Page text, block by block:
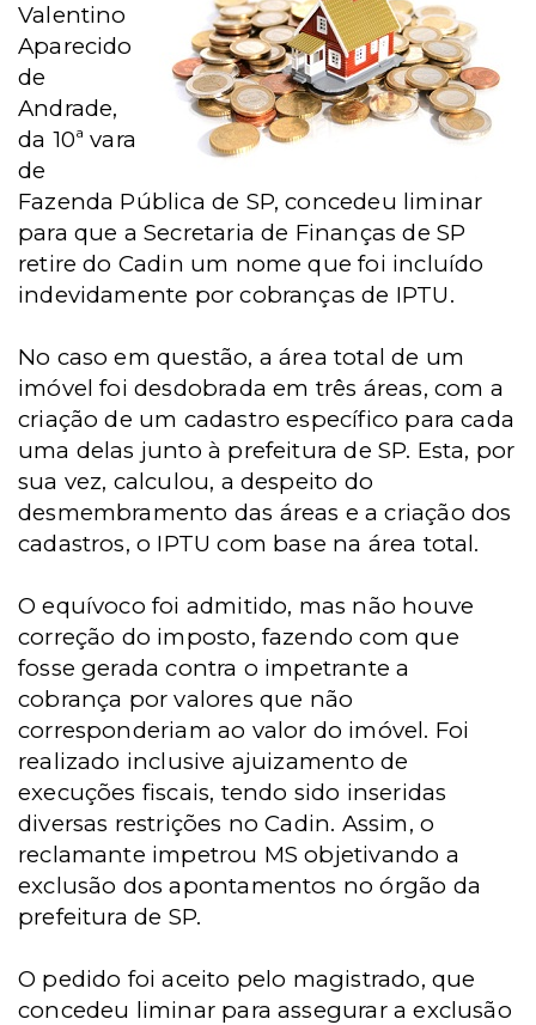
Valentino
Aparecido
de
Andrade,
da 10ª vara
de
Fazenda Pública de SP, concedeu liminar
para que a Secretaria de Finanças de SP
retire do Cadin um nome que foi incluído
indevidamente por cobranças de IPTU.
No caso em questão, a área total de um
imóvel foi desdobrada em três áreas, com a
criação de um cadastro específico para cada
uma delas junto à prefeitura de SP. Esta, por
sua vez, calculou, a despeito do
desmembramento das áreas e a criação dos
cadastros, o IPTU com base na área total.
O equívoco foi admitido, mas não houve
correção do imposto, fazendo com que
fosse gerada contra o impetrante a
cobrança por valores que não
corresponderiam ao valor do imóvel. Foi
realizado inclusive ajuizamento de
execuções fiscais, tendo sido inseridas
diversas restrições no Cadin. Assim, o
reclamante impetrou MS objetivando a
exclusão dos apontamentos no órgão da
prefeitura de SP.
O pedido foi aceito pelo magistrado, que
concedeu liminar para assegurar a exclusão